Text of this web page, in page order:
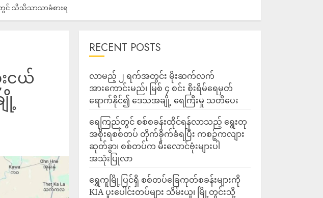
င် သိသိသာသာခံစားရ
ငယ်
RECENT POSTS
လာမည့် ၂ ရက်အတွင်း မိုးဆက်လက်
အားကောင်းမည်၊ မြစ် ၄ စင်း စိုးရိမ်ရေမှတ်
ရောက်နိုင်၍ ဒေသအချို့ ရေကြီးမှု သတိပေး
ရေကြည်တွင် စစ်စခန်းထိုင်ရန်လာသည့် ရွေးတု
အစိုးရစစ်တပ် တိုက်ခိုက်ခံရပြီး ကစဉ့်ကလျား
ဆုတ်ခွာ၊ စစ်တပ်က မီးလောင်ဗုံးများပါ
အသုံးပြုလာ
‎ရွှေကူမြို့ပြင်ရှိ စစ်တပ်ခြေကုတ်စခန်းများကို
KIA ပူးပေါင်းတပ်များ သိမ်းယူ၊ မြို့တွင်းသို့